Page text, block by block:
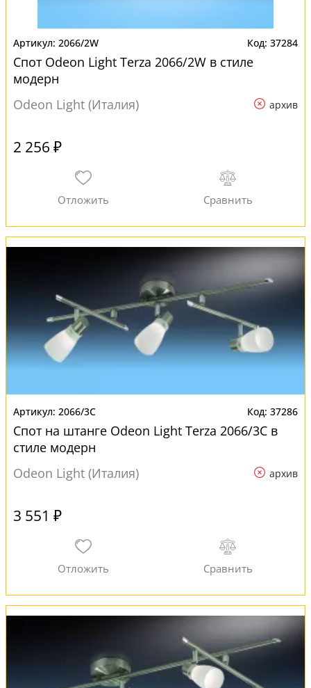
2066/2W 37284
Спот Odeon Light Terza 2066/2W в стиле
модерн
Odeon Light (Италия)
архив
2 256 ₽
2066/3C 37286
Спот на штанге Odeon Light Terza 2066/3C в
стиле модерн
Odeon Light (Италия)
архив
3 551 ₽